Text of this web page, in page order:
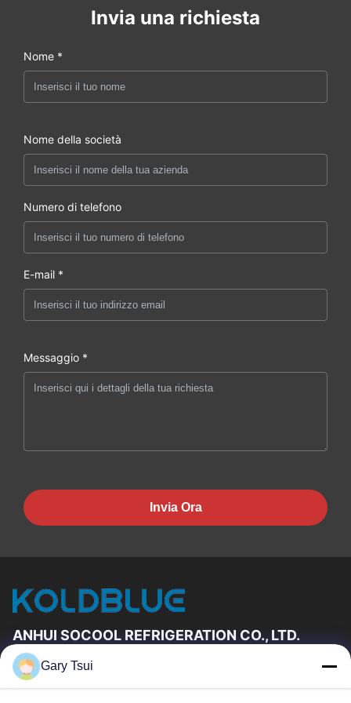
Invia una richiesta
Nome *
Nome della società
Numero di telefono
E-mail *
Messaggio *
Invia Ora
ANHUI SOCOOL REFRIGERATION CO., LTD.
Link Veloci
Gary Tsui